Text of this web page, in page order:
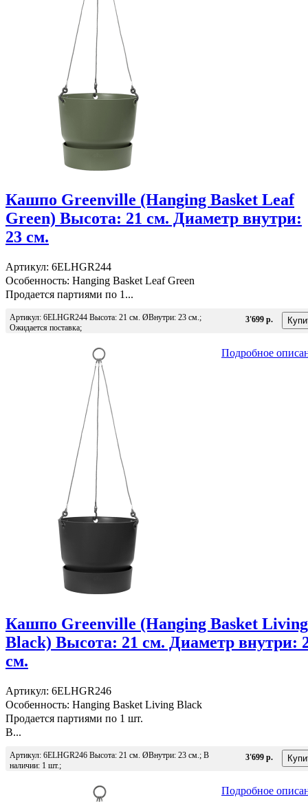
Кашпо Greenville (Hanging Basket Leaf
Green) Высота: 21 см. Диаметр внутри:
23 см.
Артикул: 6ELHGR244
Особенность: Hanging Basket Leaf Green
Продается партиями по 1...
Артикул: 6ELHGR244 Высота: 21 см. ØВнутри: 23 см.;
Ожидается поставка;
3'699 р.
Подробное
Кашпо Greenville (Hanging Basket Living
Black) Высота: 21 см. Диаметр внутри:
см.
Артикул: 6ELHGR246
Особенность: Hanging Basket Living Black
Продается партиями по 1 шт.
В...
Артикул: 6ELHGR246 Высота: 21 см. ØВнутри: 23 см.; В
наличии: 1 шт.;
3'699 р.
Подробное